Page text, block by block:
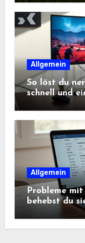
Allgemein
So löst du
schnell und
Allgemein
Probleme mit
behebst du